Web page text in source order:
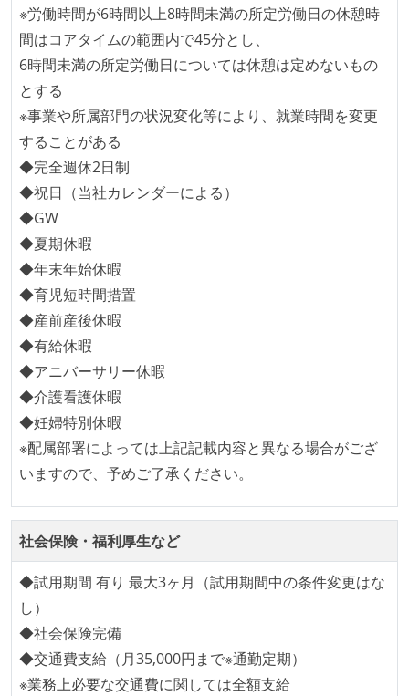
1ヶ月以下の短い期間でのイテレーション開発を実践
している
デイリーでスタンドアップミーティング、またはそれ
に準じるチーム内の打ち合わせを行っている
イテレーションの最後などに、定期的にチームでふり
かえりミーティングを行っている
タスク見積もりの単位には絶対量（人日など）ではな
く相対ポイントを用い、極力複数人の意見を調整する
形で行っている
継続的なデプロイ（デリバリー）を行っている
ワークフローの整備
全てのコードをバージョン管理ツールで管理している
各メンバーが実装したコードのマージは Pull Request
ベースで行われる
自動（＝システム化され、1コマンドで実行できる）
ビルド、自動デプロイ環境が整備されている
コードによるインフラ構成管理（Infrastructure as
Code）の環境が整備されている
オープンな情報共有
KPI などチームの目標・実績値について、メンバーの
誰もがいつでも閲覧可能になっている
ドキュメントの整備やペアプロ、モブワークなど、ナ
取り組みをしている）
労働環境の自由度
※労働時間が6時間以上8時間未満の所定労働日の休憩時
間はコアタイムの範囲内で45分とし、
6時間未満の所定労働日については休憩は定めないもの
とする
※事業や所属部門の状況変化等により、就業時間を変更
することがある
◆完全週休2日制
◆祝日（当社カレンダーによる）
◆GW
◆夏期休暇
◆年末年始休暇
◆育児短時間措置
◆産前産後休暇
◆有給休暇
◆アニバーサリー休暇
◆介護看護休暇
◆妊婦特別休暇
※配属部署によっては上記記載内容と異なる場合がござ
いますので、予めご了承ください。
社会保険・福利厚生など
◆試用期間 有り 最大3ヶ月（試用期間中の条件変更はな
し）
◆社会保険完備
◆交通費支給（月35,000円まで※通勤定期）
※業務上必要な交通費に関しては全額支給